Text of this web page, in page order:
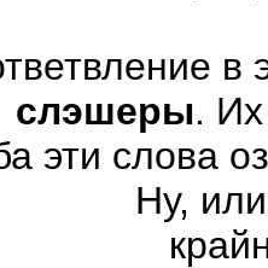
в
слэшеры.
эти слова
Ну,